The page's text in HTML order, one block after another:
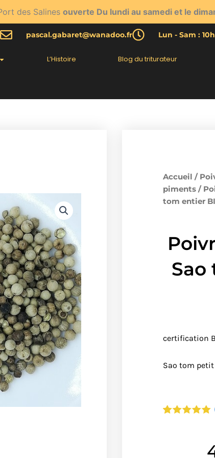
des Salines ouverte Du lundi au samedi et le
pascal.gabaret@wanadoo.fr Lun - Sam :
L’Histoire Blog du triturateur
Accueil /
piments /
tom entier
Sao
certification
Sao tom